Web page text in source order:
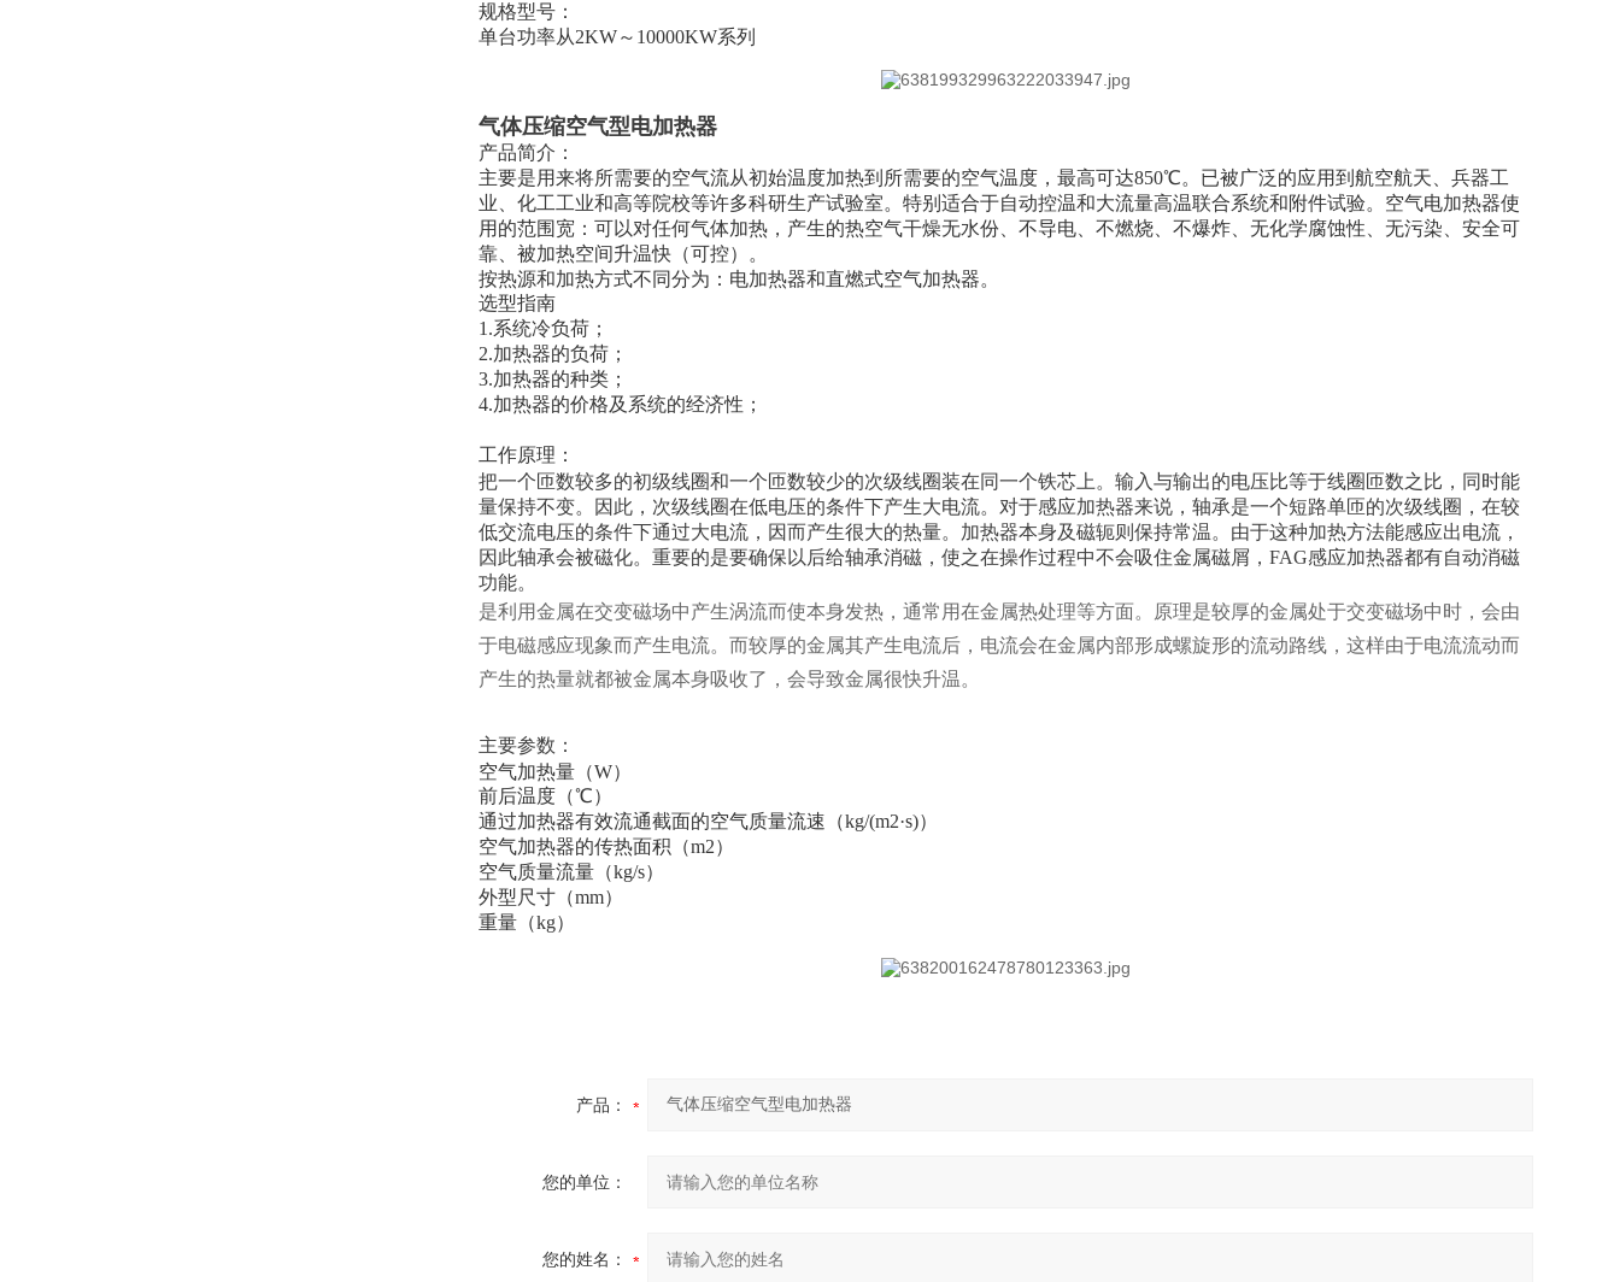
规格型号：
单台功率从2KW～10000KW系列
气体压缩空气型电加热器
产品简介：
主要是用来将所需要的空气流从初始温度加热到所需要的空气温度，最高可达850℃。已被广泛的应用到航空航天、兵器工
业、化工工业和高等院校等许多科研生产试验室。特别适合于自动控温和大流量高温联合系统和附件试验。空气电加热器使
用的范围宽：可以对任何气体加热，产生的热空气干燥无水份、不导电、不燃烧、不爆炸、无化学腐蚀性、无污染、安全可
靠、被加热空间升温快（可控）。
按热源和加热方式不同分为：电加热器和直燃式空气加热器。
选型指南
1.系统冷负荷；
2.加热器的负荷；
3.加热器的种类；
4.加热器的价格及系统的经济性；
工作原理：
把一个匝数较多的初级线圈和一个匝数较少的次级线圈装在同一个铁芯上。输入与输出的电压比等于线圈匝数之比，同时能
量保持不变。因此，次级线圈在低电压的条件下产生大电流。对于感应加热器来说，轴承是一个短路单匝的次级线圈，在较
低交流电压的条件下通过大电流，因而产生很大的热量。加热器本身及磁轭则保持常温。由于这种加热方法能感应出电流，
因此轴承会被磁化。重要的是要确保以后给轴承消磁，使之在操作过程中不会吸住金属磁屑，FAG感应加热器都有自动消磁
功能。
是利用金属在交变磁场中产生涡流而使本身发热，通常用在金属热处理等方面。原理是较厚的金属处于交变磁场中时，会由
于电磁感应现象而产生电流。而较厚的金属其产生电流后，电流会在金属内部形成螺旋形的流动路线，这样由于电流流动而
产生的热量就都被金属本身吸收了，会导致金属很快升温。
主要参数：
空气加热量（W）
前后温度（℃）
通过加热器有效流通截面的空气质量流速（kg/(m2·s)）
空气加热器的传热面积（m2）
空气质量流量（kg/s）
外型尺寸（mm）
重量（kg）
产品：
您的单位：
您的姓名：